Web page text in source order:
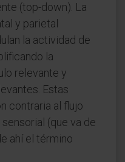
(top-down). La
y parietal
la actividad de
la
relevante y
Estas
contraria al flujo
(que va de
ahí el término